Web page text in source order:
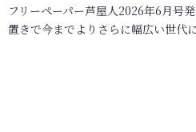
フリーペーパー芦屋人2026年6月号
置きで今までよりさらに幅広い世代